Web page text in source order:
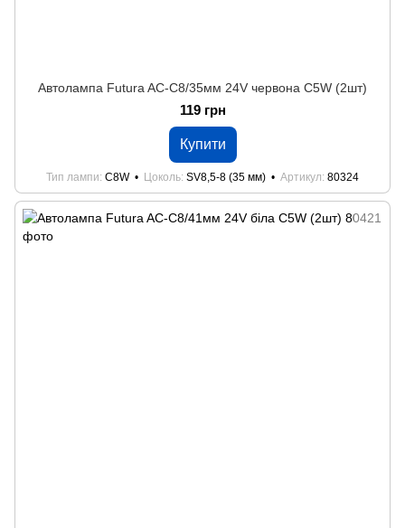
Автолампа Futura AC-C8/35мм 24V червона C5W (2шт)
119 грн
Купити
Тип лампи C8W Цоколь SV8,5-8 (35 мм) Артикул 80324